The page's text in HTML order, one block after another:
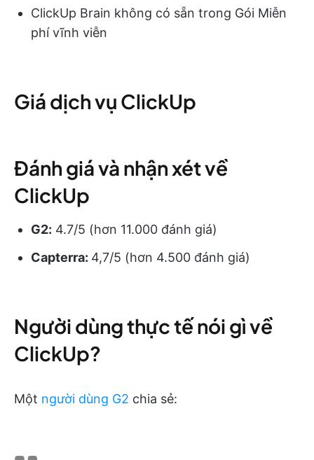
ClickUp Brain không có sẵn trong Gói Miễn
phí vĩnh viễn
Giá dịch vụ ClickUp
Đánh giá và nhận xét về
ClickUp
G2: 4.7/5 (hơn 11.000 đánh giá)
Capterra: 4,7/5 (hơn 4.500 đánh giá)
Người dùng thực tế nói gì về
ClickUp?
Một người dùng G2 chia sẻ: